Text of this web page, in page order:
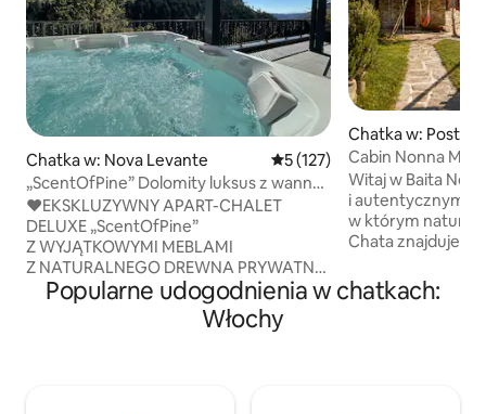
Chatka w: Nova Levante Średnia ocena: 5 na 5, liczba
5 (127)
„ScentOfPine” Dolomity luksus z wanną
z hydromasażem i sauną
♥️EKSKLUZYWNY APART-CHALET
DELUXE „ScentOfPine”
Z WYJĄTKOWYMI MEBLAMI
Z NATURALNEGO DREWNA PRYWATNE
♥️SPA – FANTASTYCZNE
PODGRZEWANE JACUZZI
I PRZESTRONNA SAUNA + WSPANIAŁY
Chatka w:
Cabin Nonna
Reserve
Witaj w Baita
i autentycznym
w którym natura
Chata znajduje
miejscu – to
zapewnia
Popularne udogodnienia w chatkach:
Włochy